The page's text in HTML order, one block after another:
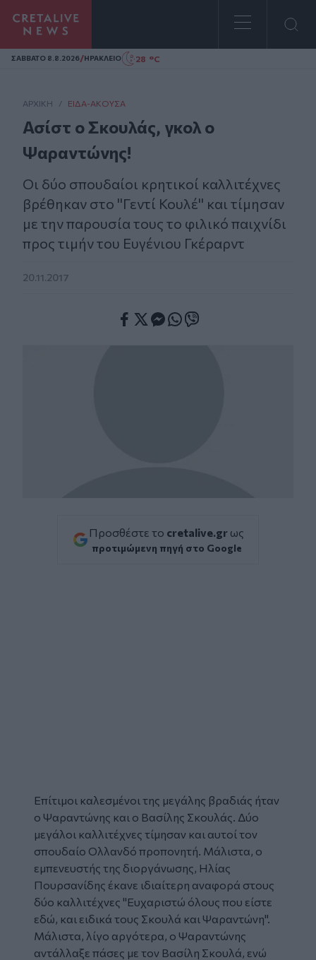
Homepage
ΣAΒΒΑΤΟ 8.8.2026/ΗΡΑΚΛΕΙΟ 28 °C
ΑΡΧΙΚΗ / ΕΊΔΑ-ΆΚΟΥΣΑ
Ασίστ ο Σκουλάς, γκολ ο
Ψαραντώνης!
Οι δύο σπουδαίοι κρητικοί καλλιτέχνες
βρέθηκαν στο ''Γεντί Κουλέ'' και τίμησαν
με την παρουσία τους το φιλικό παιχνίδι
προς τιμήν του Ευγένιου Γκέραρντ
20.11.2017
Προσθέστε το cretalive.gr ως
προτιμώμενη πηγή στο Google
Επίτιμοι καλεσμένοι της μεγάλης βραδιάς ήταν
ο Ψαραντώνης και ο Βασίλης Σκουλάς. Δύο
μεγάλοι καλλιτέχνες τίμησαν και αυτοί τον
σπουδαίο Ολλανδό προπονητή. Μάλιστα, ο
εμπενευστής της διοργάνωσης, Ηλίας
Πουρσανίδης έκανε ιδιαίτερη αναφορά στους
δύο καλλιτέχνες ''Ευχαριστώ όλους που είστε
εδώ, και ειδικά τους Σκουλά και Ψαραντώνη".
Μάλιστα, λίγο αργότερα, ο Ψαραντώνης
αντάλλαξε πάσες με τον Βασίλη Σκουλά, ενώ